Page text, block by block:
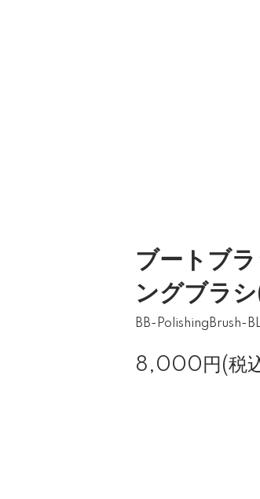
ブートブ
ングブラ
BB-PolishingBrush-
8,000円(税